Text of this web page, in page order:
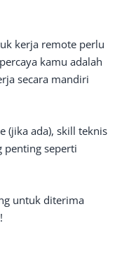
kerja remote perlu
kamu adalah
secara mandiri
(jika ada), skill teknis
penting seperti
untuk diterima